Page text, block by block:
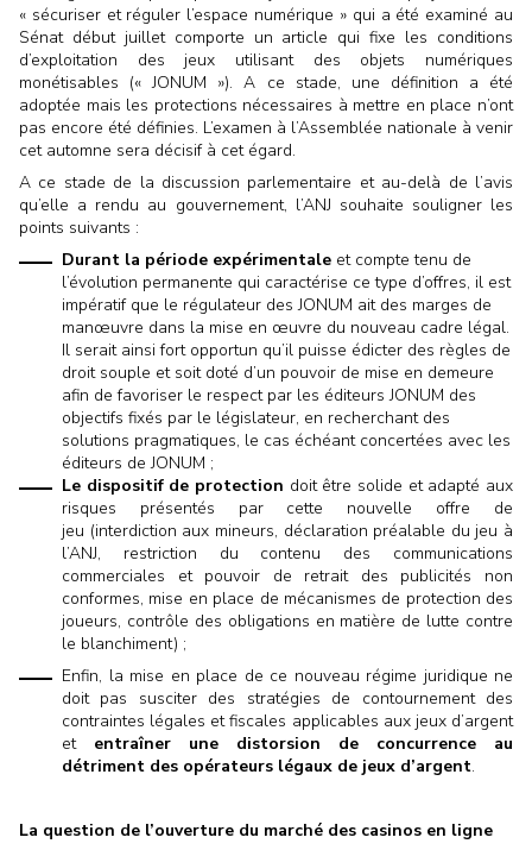
« sécuriser et réguler l’espace numérique » qui a été examiné au
Sénat début juillet comporte un article qui fixe les conditions
d’exploitation des jeux utilisant des objets numériques
monétisables (« JONUM »). A ce stade, une définition a été
adoptée mais les protections nécessaires à mettre en place n’ont
pas encore été définies. L’examen à l’Assemblée nationale à venir
cet automne sera décisif à cet égard.
A ce stade de la discussion parlementaire et au-delà de l’avis
qu’elle a rendu au gouvernement, l’ANJ souhaite souligner les
points suivants :
Durant la période expérimentale et compte tenu de
l’évolution permanente qui caractérise ce type d’offres, il est
impératif que le régulateur des JONUM ait des marges de
manœuvre dans la mise en œuvre du nouveau cadre légal.
Il serait ainsi fort opportun qu’il puisse édicter des règles de
droit souple et soit doté d’un pouvoir de mise en demeure
afin de favoriser le respect par les éditeurs JONUM des
objectifs fixés par le législateur, en recherchant des
solutions pragmatiques, le cas échéant concertées avec les
éditeurs de JONUM ;
Le dispositif de protection doit être solide et adapté aux
risques présentés par cette nouvelle offre de
jeu (interdiction aux mineurs, déclaration préalable du jeu à
l’ANJ, restriction du contenu des communications
commerciales et pouvoir de retrait des publicités non
conformes, mise en place de mécanismes de protection des
joueurs, contrôle des obligations en matière de lutte contre
le blanchiment) ;
Enfin, la mise en place de ce nouveau régime juridique ne
doit pas susciter des stratégies de contournement des
contraintes légales et fiscales applicables aux jeux d’argent
et entraîner une distorsion de concurrence au
détriment des opérateurs légaux de jeux d’argent.
La question de l’ouverture du marché des casinos en ligne